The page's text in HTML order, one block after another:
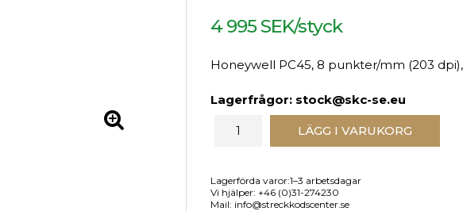
4 995 SEK/styck
Honeywell PC45, 8 punkter/mm (203
Lagerfrågor: stock@skc-se.eu
LÄGG I VARUKORG
Lagerförda varor:1–3 arbetsdagar
Vi hjälper: +46 (0)31-274230
Mail: info@streckkodscenter.se